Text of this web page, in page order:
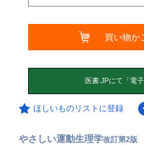
買い物か
ほしいものリストに登録
やさしい運動生理学改訂第2版